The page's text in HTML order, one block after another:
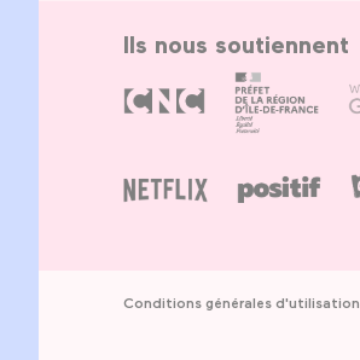
Ils nous soutiennent
Conditions générales d'utilisation